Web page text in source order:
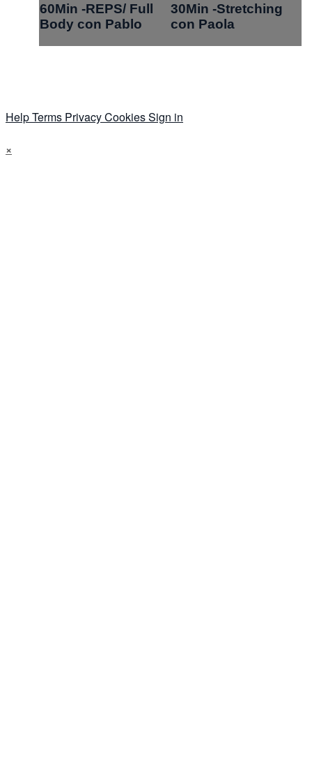
60Min -REPS/ Full
Body con Pablo
30Min -Stretching
con Paola
HelpTerms PrivacyCookiesSign in
×